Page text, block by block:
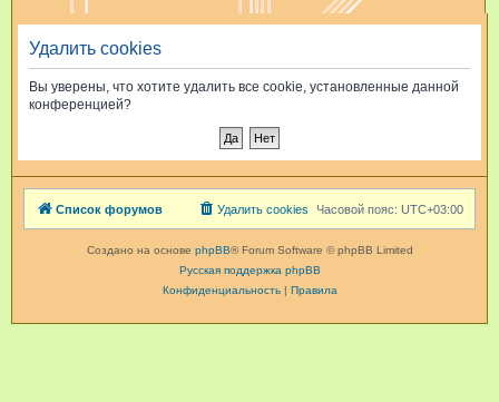
и
Удалить cookies
Вы уверены, что хотите удалить все cookie, установленные данной
конференцией?
Список форумов Часовой пояс: UTC+03:00
Удалить cookies
Создано на основе phpBB® Forum Software © phpBB Limited
Русская поддержка phpBB
Конфиденциальность| Правила